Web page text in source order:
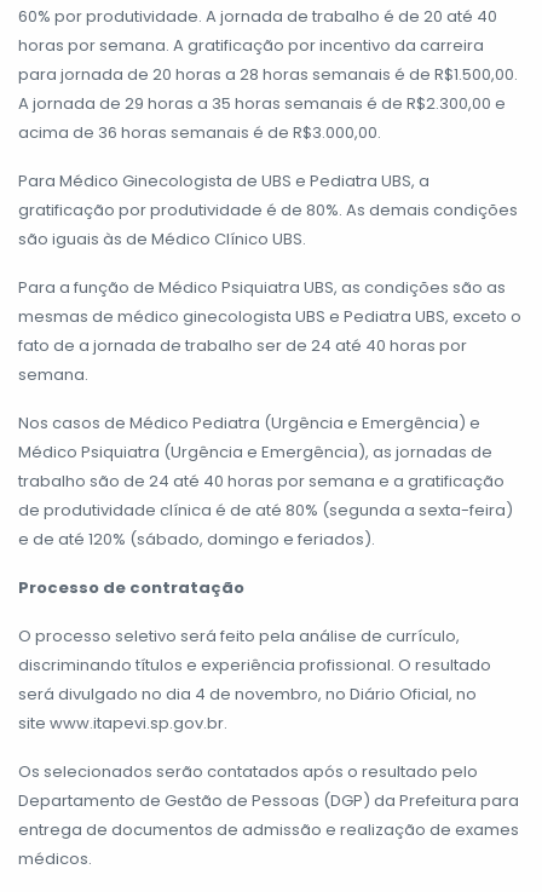
60% por produtividade. A jornada de trabalho é de 20 até 40
horas por semana. A gratificação por incentivo da carreira
para jornada de 20 horas a 28 horas semanais é de R$1.500,00.
A jornada de 29 horas a 35 horas semanais é de R$2.300,00 e
acima de 36 horas semanais é de R$3.000,00.
Para Médico Ginecologista de UBS e Pediatra UBS, a
gratificação por produtividade é de 80%. As demais condições
são iguais às de Médico Clínico UBS.
Para a função de Médico Psiquiatra UBS, as condições são as
mesmas de médico ginecologista UBS e Pediatra UBS, exceto o
fato de a jornada de trabalho ser de 24 até 40 horas por
semana.
Nos casos de Médico Pediatra (Urgência e Emergência) e
Médico Psiquiatra (Urgência e Emergência), as jornadas de
trabalho são de 24 até 40 horas por semana e a gratificação
de produtividade clínica é de até 80% (segunda a sexta-feira)
e de até 120% (sábado, domingo e feriados).
Processo de contratação
O processo seletivo será feito pela análise de currículo,
discriminando títulos e experiência profissional. O resultado
será divulgado no dia 4 de novembro, no Diário Oficial, no
site www.itapevi.sp.gov.br.
Os selecionados serão contatados após o resultado pelo
Departamento de Gestão de Pessoas (DGP) da Prefeitura para
entrega de documentos de admissão e realização de exames
médicos.